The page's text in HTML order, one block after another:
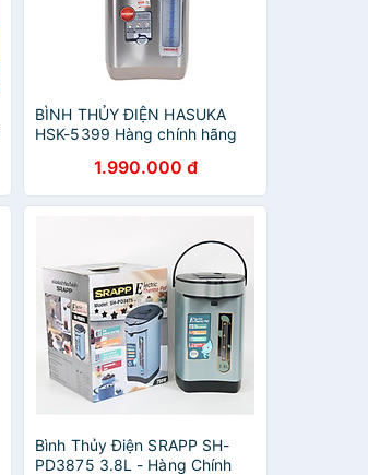
BÌNH THỦY ĐIỆN HASUKA
HSK-5399 Hàng chính hãng
1.990.000 đ
Bình Thủy Điện SRAPP SH-
PD3875 3.8L - Hàng Chính